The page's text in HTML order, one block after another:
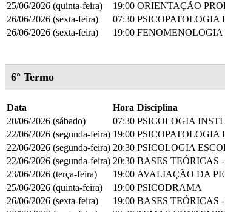
25/06/2026 (quinta-feira)
19:00 ORIENTAÇÃO
26/06/2026 (sexta-feira)
07:30 PSICOPATOLOGIA
26/06/2026 (sexta-feira)
19:00
6° Termo
Data Hora Disciplina
20/06/2026 (sábado)
07:30 PSICOLOGIA
22/06/2026 (segunda-feira) 19:00
22/06/2026 (segunda-feira) 20:30 PSICOLOGIA
22/06/2026 (segunda-feira) 20:30 BASES TEÓRICAS
23/06/2026 (terça-feira)
19:00 AVALIAÇÃO DA
25/06/2026 (quinta-feira)
19:00 PSICODRAMA
26/06/2026 (sexta-feira)
19:00 BASES TEÓRICAS